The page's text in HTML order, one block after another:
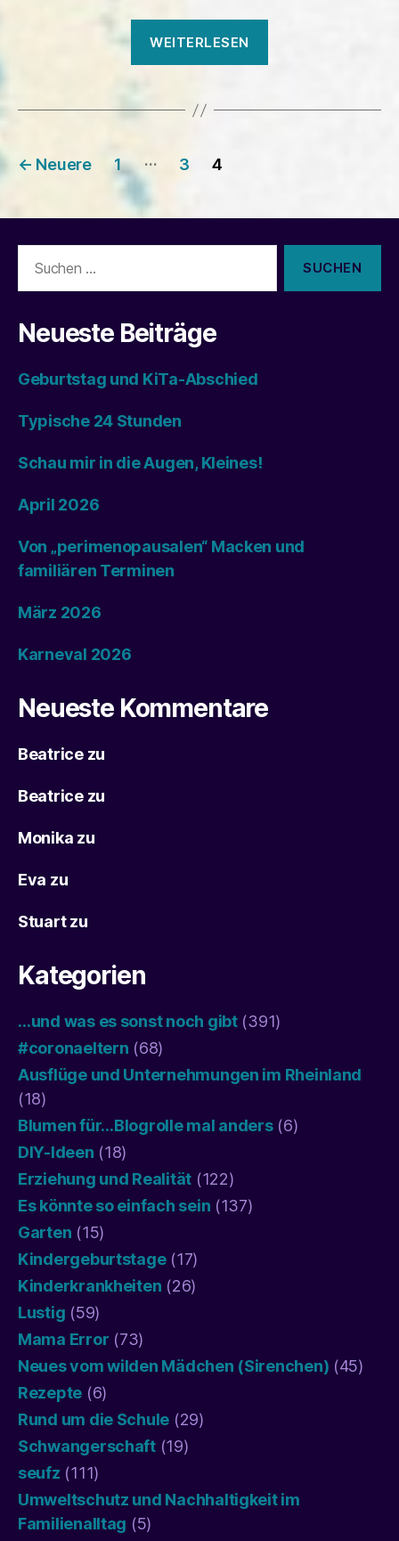
WEITERLESEN
Seitennummerierung
Beiträge
← Neuere 1 … 3 4
nach:
Neueste Beiträge
Geburtstag und KiTa-Abschied
Typische 24 Stunden
Schau mir in die Augen, Kleines!
April 2026
Von „perimenopausalen“ Macken und
familiären Terminen
März 2026
Karneval 2026
Neueste Kommentare
Beatricezu
Beatricezu
Monika zu
Eva zu
Stuartzu
Kategorien
…und was es sonst noch gibt(391)
#coronaeltern (68)
Ausflüge und Unternehmungen im Rheinland
(18)
Blumen für…Blogrolle mal anders(6)
DIY-Ideen (18)
Erziehung und Realität (122)
Es könnte so einfach sein (137)
Garten (15)
Kindergeburtstage(17)
Kinderkrankheiten (26)
Lustig (59)
Mama Error (73)
Neues vom wilden Mädchen (Sirenchen) (45)
Rezepte (6)
Rund um die Schule (29)
Schwangerschaft(19)
seufz (111)
Umweltschutz und Nachhaltigkeit im
Familienalltag (5)